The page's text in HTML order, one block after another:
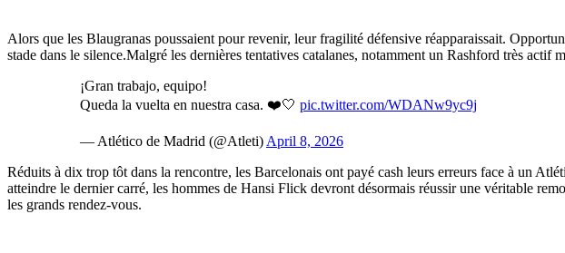
Alors que les Blaugranas poussaient pour revenir, leur fragilité défensive réapparaissait.
stade dans le silence.Malgré les dernières tentatives catalanes, notamment un Rashford très
¡Gran trabajo, equipo!
Queda la vuelta en nuestra casa. ❤️🤍 pic.twitter.com/WDANw9yc9j
— Atlético de Madrid (@Atleti) April 8, 2026
Réduits à dix trop tôt dans la rencontre, les Barcelonais ont payé cash leurs erreurs face à un
atteindre le dernier carré, les hommes de Hansi Flick devront désormais réussir une véritable
les grands rendez-vous.